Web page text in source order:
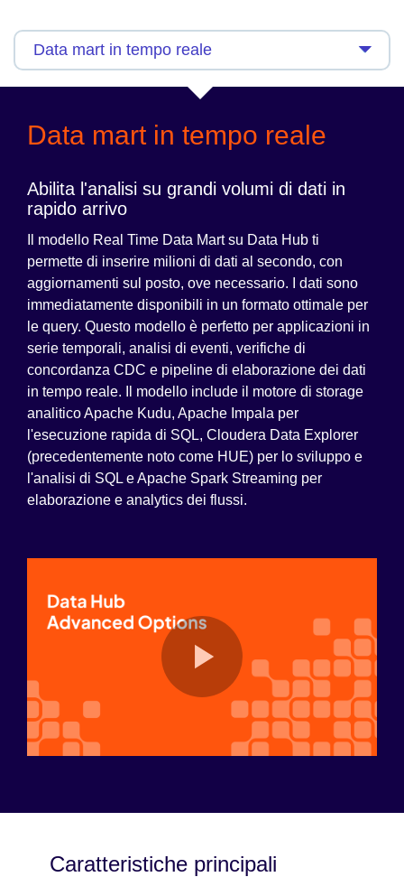
Data mart in tempo reale
Abilita l'analisi su grandi volumi di dati in
rapido arrivo
Il modello Real Time Data Mart su Data Hub ti
permette di inserire milioni di dati al secondo, con
aggiornamenti sul posto, ove necessario. I dati sono
immediatamente disponibili in un formato ottimale per
le query. Questo modello è perfetto per applicazioni in
serie temporali, analisi di eventi, verifiche di
concordanza CDC e pipeline di elaborazione dei dati
in tempo reale. Il modello include il motore di storage
analitico Apache Kudu, Apache Impala per
l'esecuzione rapida di SQL, Cloudera Data Explorer
(precedentemente noto come HUE) per lo sviluppo e
l'analisi di SQL e Apache Spark Streaming per
elaborazione e analytics dei flussi.
Caratteristiche principali